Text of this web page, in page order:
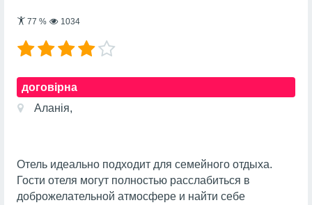
77 % 1034
договірна
Аланія,
Отель идеально подходит для семейного отдыха.
Гости отеля могут полностью расслабиться в
доброжелательной атмосфере и найти себе